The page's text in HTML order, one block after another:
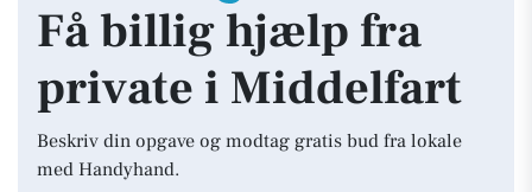
Få billig hjælp fra
private i Middelfart
Beskriv din opgave og modtag gratis bud fra lokale
med Handyhand.